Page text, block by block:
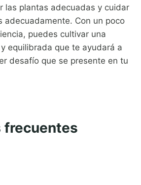
las plantas adecuadas y cuidar
adecuadamente. Con un poco
puedes cultivar una
equilibrada que te ayudará a
desafío que se presente en tu
frecuentes